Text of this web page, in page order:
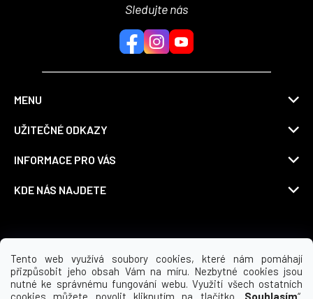
Tento web využívá soubory cookies, které nám pomáhají
přizpůsobit jeho obsah Vám na míru. Nezbytné cookies jsou
nutné ke správnému fungování webu. Využití všech ostatních
cookies můžete povolit kliknutím na tlačítko „ Souhlasím“.
Sledujte nás
MENU
UŽITEČNÉ ODKAZY
INFORMACE PRO VÁS
KDE NÁS NAJDETE
Možnosti dopravy